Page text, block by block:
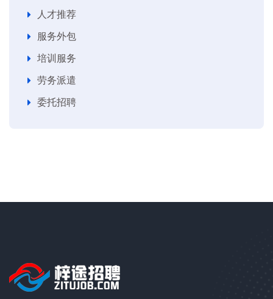
人才推荐
服务外包
培训服务
劳务派遣
委托招聘